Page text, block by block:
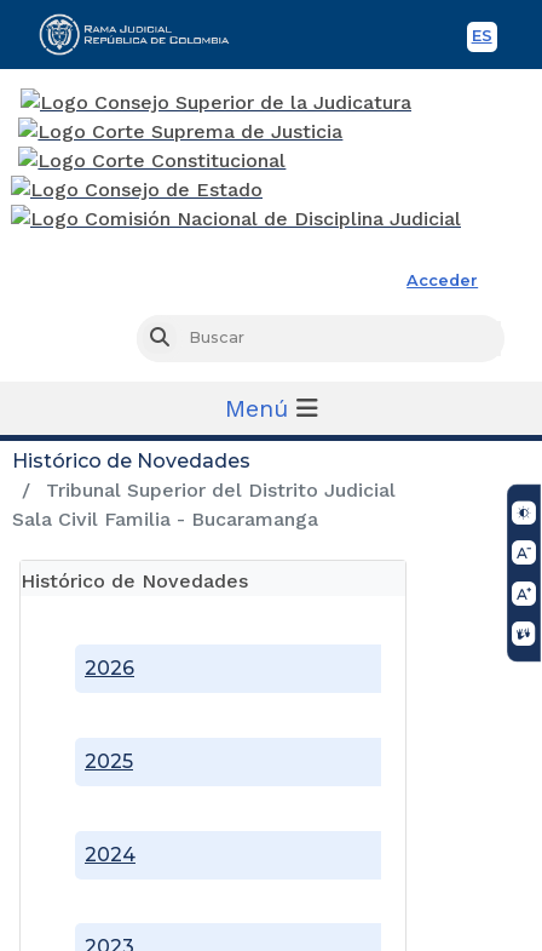
ES
Acceder
Buscar
Menú
Histórico de Novedades
Tribunal Superior del Distrito Judicial
Sala Civil Familia - Bucaramanga
Histórico de Novedades
2024
2025
2026